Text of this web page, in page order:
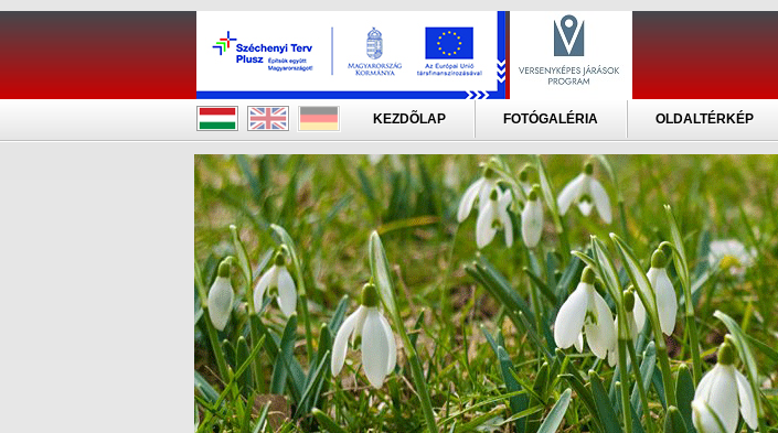
KEZDÕLAP FOTÓGALÉRIA OLDALTÉRKÉP